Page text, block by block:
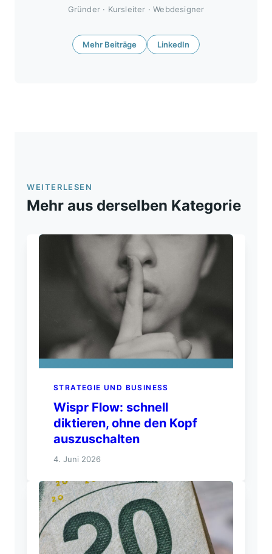
Gründer · Kursleiter · Webdesigner
Mehr Beiträge LinkedIn
WEITERLESEN
Mehr aus derselben Kategorie
STRATEGIE UND BUSINESS
Wispr Flow: schnell
diktieren, ohne den Kopf
auszuschalten
4. Juni 2026